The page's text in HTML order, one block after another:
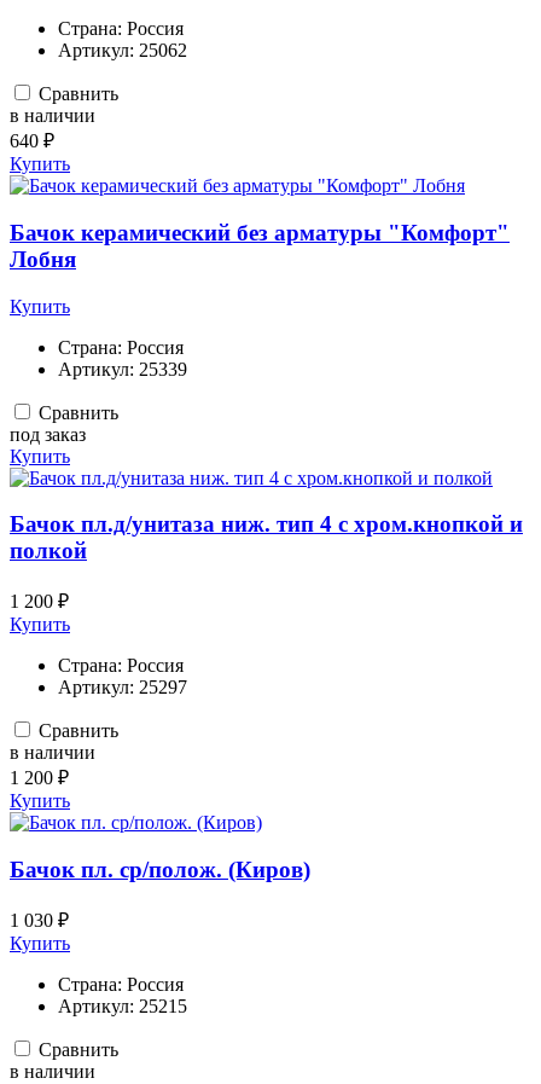
Страна: Россия
Артикул: 25062
Сравнить
в наличии
640 ₽
Купить
Бачок керамический без арматуры "Комфорт"
Лобня
Купить
Страна: Россия
Артикул: 25339
Сравнить
под заказ
Купить
Бачок пл.д/унитаза ниж. тип 4 с хром.кнопкой и
полкой
1 200 ₽
Купить
Страна: Россия
Артикул: 25297
Сравнить
в наличии
1 200 ₽
Купить
Бачок пл. ср/полож. (Киров)
1 030 ₽
Купить
Страна: Россия
Артикул: 25215
Сравнить
в наличии